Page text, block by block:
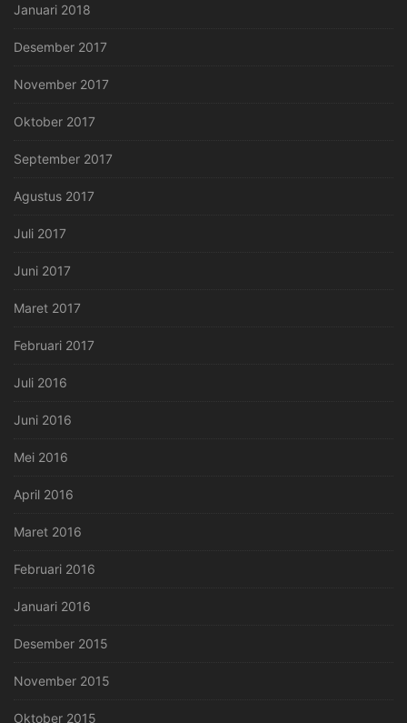
Januari 2018
Desember 2017
November 2017
Oktober 2017
September 2017
Agustus 2017
Juli 2017
Juni 2017
Maret 2017
Februari 2017
Juli 2016
Juni 2016
Mei 2016
April 2016
Maret 2016
Februari 2016
Januari 2016
Desember 2015
November 2015
Oktober 2015